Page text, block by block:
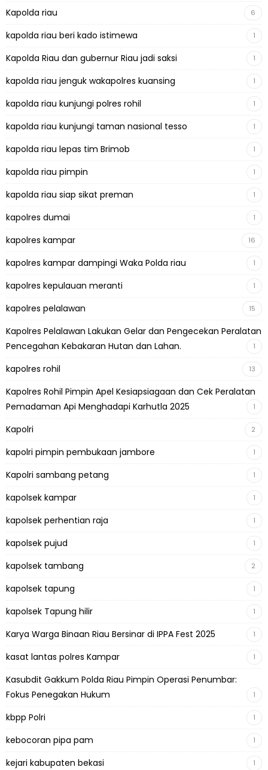
Kapolda riau 6
kapolda riau beri kado istimewa 1
Kapolda Riau dan gubernur Riau jadi saksi 1
kapolda riau jenguk wakapolres kuansing 1
kapolda riau kunjungi polres rohil 1
kapolda riau kunjungi taman nasional tesso 1
kapolda riau lepas tim Brimob 1
kapolda riau pimpin 1
kapolda riau siap sikat preman 1
kapolres dumai 1
kapolres kampar 16
kapolres kampar dampingi Waka Polda riau 1
kapolres kepulauan meranti 1
kapolres pelalawan 15
Kapolres Pelalawan Lakukan Gelar dan Pengecekan Peralatan
Pencegahan Kebakaran Hutan dan Lahan.
1
kapolres rohil 13
Kapolres Rohil Pimpin Apel Kesiapsiagaan dan Cek Peralatan
Pemadaman Api Menghadapi Karhutla 2025
1
Kapolri 2
kapolri pimpin pembukaan jambore 1
Kapolri sambang petang 1
kapolsek kampar 1
kapolsek perhentian raja 1
kapolsek pujud 1
kapolsek tambang 2
kapolsek tapung 1
kapolsek Tapung hilir 1
Karya Warga Binaan Riau Bersinar di IPPA Fest 2025 1
kasat lantas polres Kampar 1
Kasubdit Gakkum Polda Riau Pimpin Operasi Penumbar:
Fokus Penegakan Hukum
1
kbpp Polri 1
kebocoran pipa pam 1
kejari kabupaten bekasi 1